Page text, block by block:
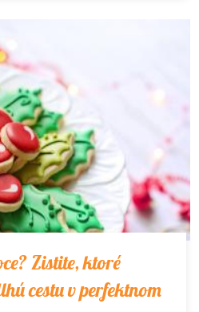
Zistite, ktoré
cestu v perfektnom